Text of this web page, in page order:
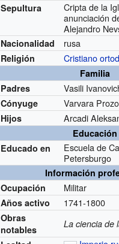
Sepultura
Cripta de la
anunciación
Alejandro
Nacionalidad rusa
Religión Cristiano
Familia
Padres
Vasili
Cónyuge Varvara
Hijos Arcadi
Educación
Educado en
Escuela de
Petersburgo
Información
Ocupación
Militar
Años activo 1741-1800
Obras
notables
La ciencia de